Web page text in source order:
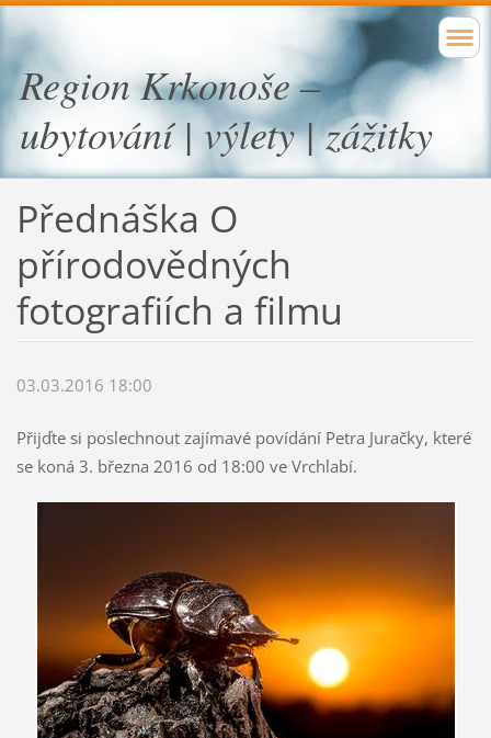
Region Krkonoše –
ubytování | výlety | zážitky
Přednáška O
přírodovědných
fotografiích a filmu
03.03.2016 18:00
Přijďte si poslechnout zajímavé povídání Petra Juračky, které
se koná 3. března 2016 od 18:00 ve Vrchlabí.